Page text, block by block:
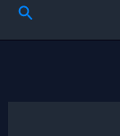
Pesquisar